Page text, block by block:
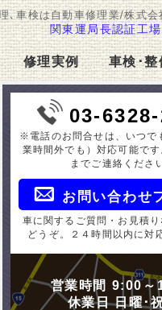
､車検は自動車修理業/株式会
関東運局長認証工
修理実例 車検･整
03-
※電話のお問合せは、いつで
業時間外でも）対応可能で
までご連絡くださ
お問い合わせ
車に関するご質問・お見積
どうぞ。２４時間以内に対
営業時間 9:00～
休業日 日曜･